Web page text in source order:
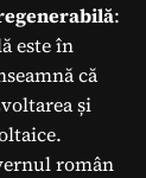
:
este în
că
și
român